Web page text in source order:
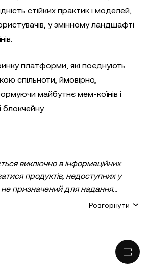
стійких практик і моделей,
у змінному ландшафті
платформи, які поєднують
спільноти, ймовірно,
майбутнє мем-коїнів і
блокчейну.
виключно в інформаційних
продуктів, недоступних у
не призначений для надання
щодо інвестування;Розгорнути